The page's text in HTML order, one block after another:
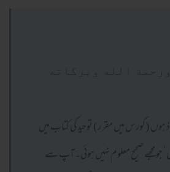
ورحمة الله وبركاته
ہوں (کورس میں مقرر) توحید کی کتاب میں
مجھے صحیح معلوم نہیں ہوئی۔ آپ سے